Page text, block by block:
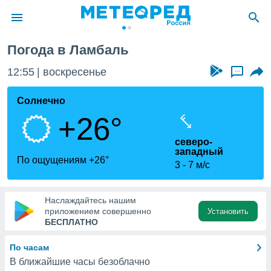
о
Вы можете
к этому
доступ
Погода в Ламбаль
12:55 воскресенье ...
Солнечно
+26°
По ощущениям +26°
северо-
западный
3
7 м/с
Наслаждайтесь нашим
приложением совершенно
БЕСПЛАТНО
Установить
По часам
В ближайшие часы безоблачно